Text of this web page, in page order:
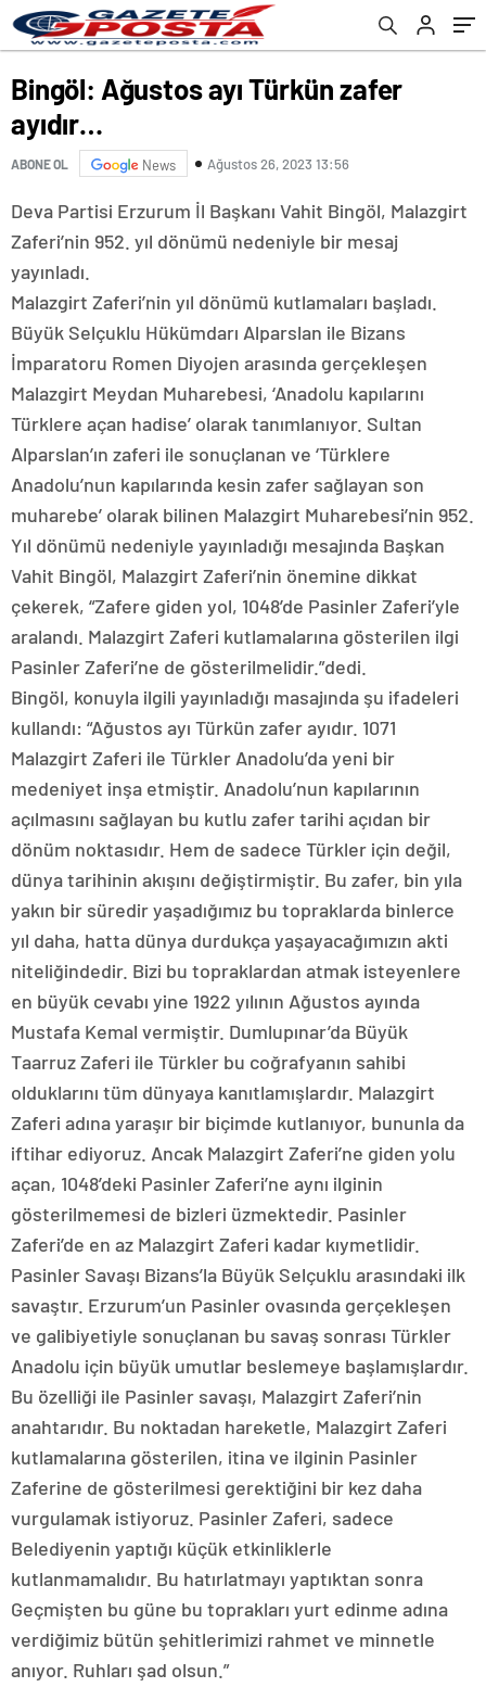
Bingöl: Ağustos ayı Türkün zafer
ayıdır…
ABONE OL News Ağustos 26, 2023 13:56
Deva Partisi Erzurum İl Başkanı Vahit Bingöl, Malazgirt
Zaferi’nin 952. yıl dönümü nedeniyle bir mesaj
yayınladı.
Malazgirt Zaferi’nin yıl dönümü kutlamaları başladı.
Büyük Selçuklu Hükümdarı Alparslan ile Bizans
İmparatoru Romen Diyojen arasında gerçekleşen
Malazgirt Meydan Muharebesi, ‘Anadolu kapılarını
Türklere açan hadise’ olarak tanımlanıyor. Sultan
Alparslan’ın zaferi ile sonuçlanan ve ‘Türklere
Anadolu’nun kapılarında kesin zafer sağlayan son
muharebe’ olarak bilinen Malazgirt Muharebesi’nin 952.
Yıl dönümü nedeniyle yayınladığı mesajında Başkan
Vahit Bingöl, Malazgirt Zaferi’nin önemine dikkat
çekerek, “Zafere giden yol, 1048’de Pasinler Zaferi’yle
aralandı. Malazgirt Zaferi kutlamalarına gösterilen ilgi
Pasinler Zaferi’ne de gösterilmelidir.”dedi.
Bingöl, konuyla ilgili yayınladığı masajında şu ifadeleri
kullandı: “Ağustos ayı Türkün zafer ayıdır. 1071
Malazgirt Zaferi ile Türkler Anadolu’da yeni bir
medeniyet inşa etmiştir. Anadolu’nun kapılarının
açılmasını sağlayan bu kutlu zafer tarihi açıdan bir
dönüm noktasıdır. Hem de sadece Türkler için değil,
dünya tarihinin akışını değiştirmiştir. Bu zafer, bin yıla
yakın bir süredir yaşadığımız bu topraklarda binlerce
yıl daha, hatta dünya durdukça yaşayacağımızın akti
niteliğindedir. Bizi bu topraklardan atmak isteyenlere
en büyük cevabı yine 1922 yılının Ağustos ayında
Mustafa Kemal vermiştir. Dumlupınar’da Büyük
Taarruz Zaferi ile Türkler bu coğrafyanın sahibi
olduklarını tüm dünyaya kanıtlamışlardır. Malazgirt
Zaferi adına yaraşır bir biçimde kutlanıyor, bununla da
iftihar ediyoruz. Ancak Malazgirt Zaferi’ne giden yolu
açan, 1048’deki Pasinler Zaferi’ne aynı ilginin
gösterilmemesi de bizleri üzmektedir. Pasinler
Zaferi’de en az Malazgirt Zaferi kadar kıymetlidir.
Pasinler Savaşı Bizans’la Büyük Selçuklu arasındaki ilk
savaştır. Erzurum’un Pasinler ovasında gerçekleşen
ve galibiyetiyle sonuçlanan bu savaş sonrası Türkler
Anadolu için büyük umutlar beslemeye başlamışlardır.
Bu özelliği ile Pasinler savaşı, Malazgirt Zaferi’nin
anahtarıdır. Bu noktadan hareketle, Malazgirt Zaferi
kutlamalarına gösterilen, itina ve ilginin Pasinler
Zaferine de gösterilmesi gerektiğini bir kez daha
vurgulamak istiyoruz. Pasinler Zaferi, sadece
Belediyenin yaptığı küçük etkinliklerle
kutlanmamalıdır. Bu hatırlatmayı yaptıktan sonra
Geçmişten bu güne bu toprakları yurt edinme adına
verdiğimiz bütün şehitlerimizi rahmet ve minnetle
anıyor. Ruhları şad olsun.”